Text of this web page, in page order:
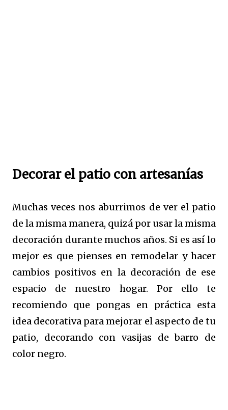
Decorar el patio con artesanías
Muchas veces nos aburrimos de ver el patio
de la misma manera, quizá por usar la misma
decoración durante muchos años. Si es así lo
mejor es que pienses en remodelar y hacer
cambios positivos en la decoración de ese
espacio de nuestro hogar. Por ello te
recomiendo que pongas en práctica esta
idea decorativa para mejorar el aspecto de tu
patio, decorando con vasijas de barro de
color negro.